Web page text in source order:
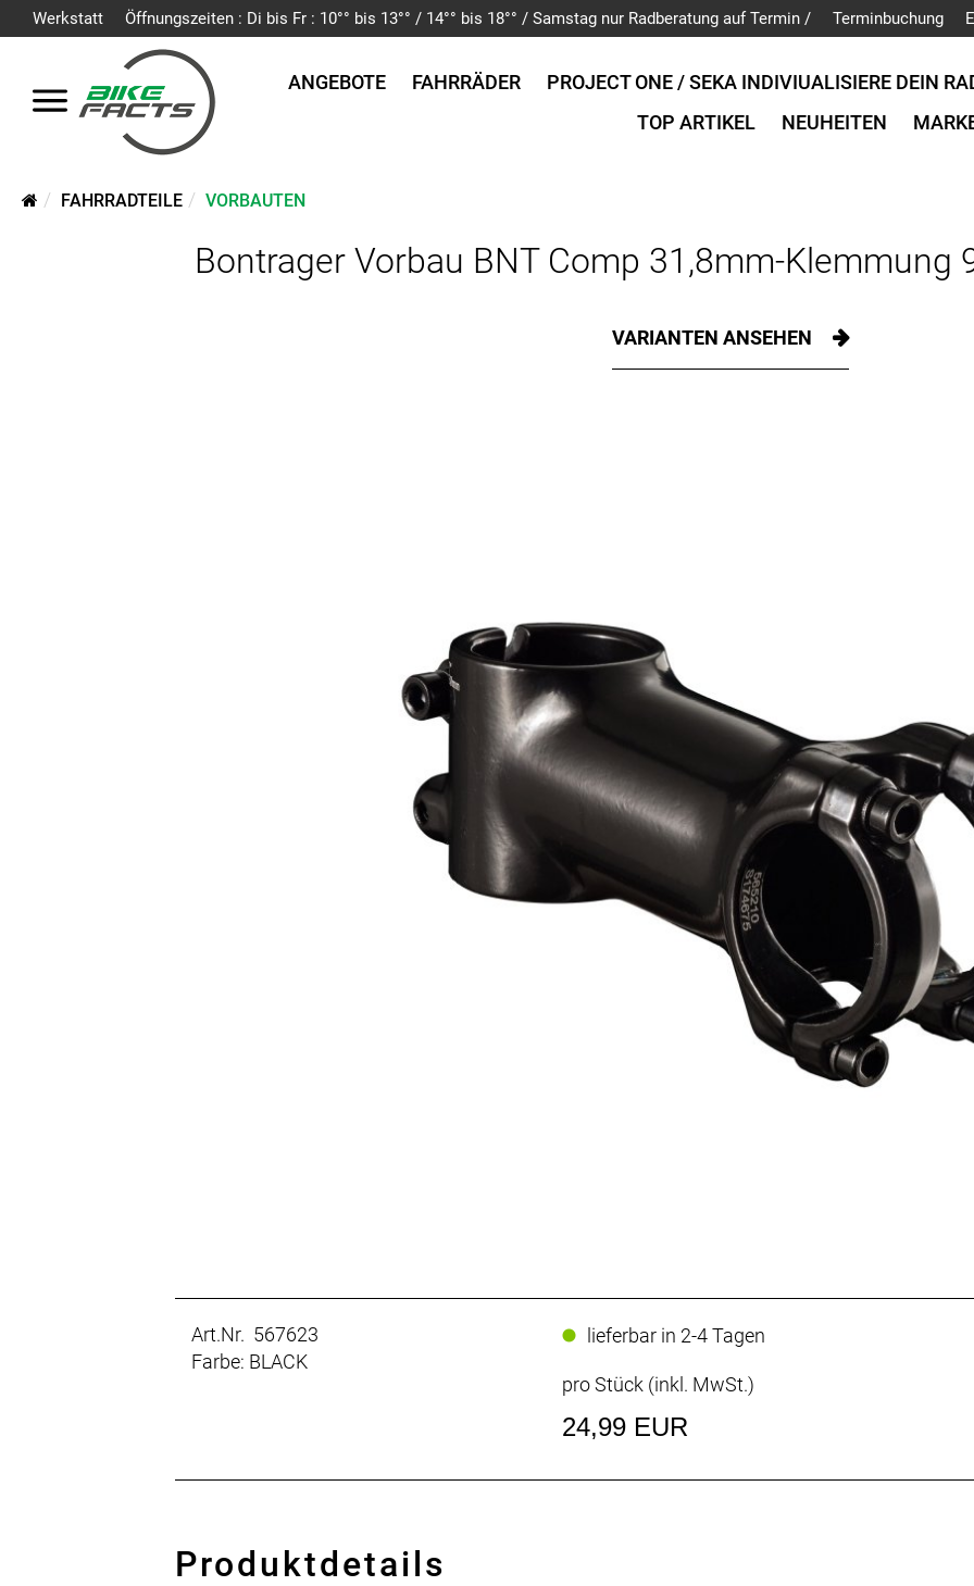
Werkstatt Öffnungszeiten : Di bis Fr : 10°° bis 13°° / 14°° bis 18°° / Samstag nur Radberatung auf Termin / Terminbuchung
ANGEBOTE FAHRRÄDER
PROJECT ONE / SEKA INDIVIUALISIERE DEIN
TOP ARTIKEL
NEUHEITEN
FAHRRADTEILE VORBAUTEN
Bontrager Vorbau BNT Comp 31,8mm-Klemmung
VARIANTEN ANSEHEN
Art.Nr. 567623
Farbe: BLACK
lieferbar in 2-4 Tagen
pro Stück (inkl. MwSt.)
24,99 EUR
Produktdetails